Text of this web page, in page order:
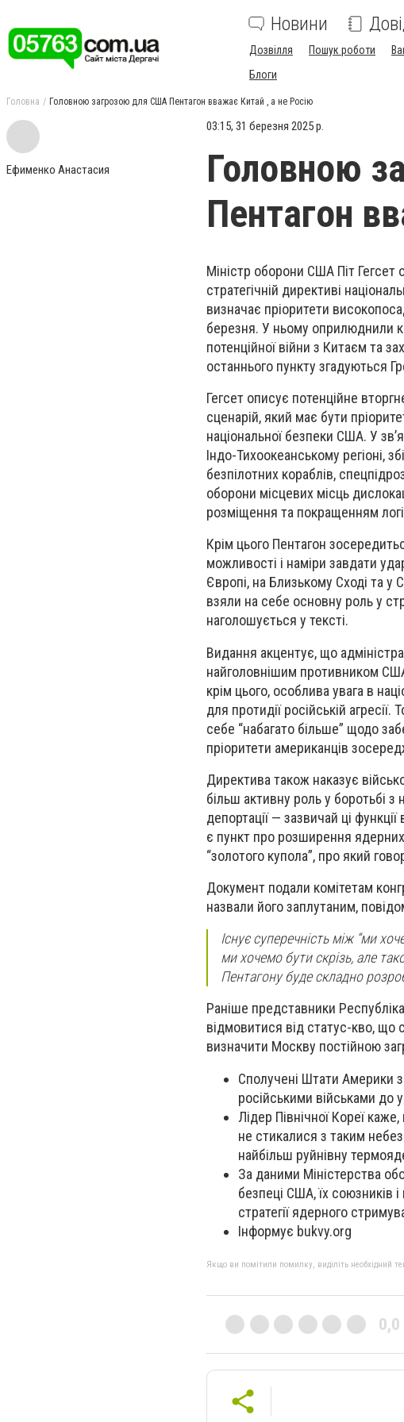
Новини
Дозвілля Пошук роботи
Блоги
Головна Головною загрозою для США Пентагон вважає Китай , а не Росію
Ефименко Анастасия
03:15, 31 березня 2025 р.
Головною
Пентагон
Міністр оборони США Піт Гегсет
стратегічній директиві
визначає пріоритети
березня. У ньому оприлюднили
потенційної війни з Китаєм та
останнього пункту згадуються
Гегсет описує потенційне
сценарій, який має бути
національної безпеки США. У
Індо-Тихоокеанському регіоні,
безпілотних кораблів,
оборони місцевих місць
розміщення та покращенням
Крім цього Пентагон
можливості і наміри завдати
Європі, на Близькому Сході та у
взяли на себе основну роль у
наголошується у тексті.
Видання акцентує, що
найголовнішим противником
крім цього, особлива увага в
для протидії російській
себе “набагато більше” щодо
пріоритети американців
Директива також наказує
більш активну роль у боротьбі з
депортації — зазвичай ці
є пункт про розширення
“золотого купола”, про який
Документ подали комітетам
назвали його заплутаним,
Існує суперечність між “ми
ми хочемо бути скрізь, але
Пентагону буде складно
Раніше представники
відмовитися від статус-кво, що
визначити Москву постійною
Сполучені Штати Америки
російськими військами до
Лідер Північної Кореї
не стикалися з таким
найбільш руйнівну
За даними Міністерства
безпеці США, їх союзників
стратегії ядерного
Інформує bukvy.org
Якщо ви помітили помилку, виділіть необхідний
0,0